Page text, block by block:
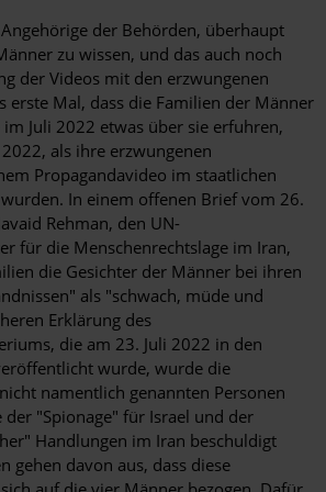
der Behörden, überhaupt
zu wissen, und das auch noch
der Videos mit den erzwungenen
erste Mal, dass die Familien der Männer
Juli 2022 etwas über sie erfuhren,
als ihre erzwungenen
Propagandavideo im staatlichen
In einem offenen Brief vom 26.
Rehman, den UN-
für die Menschenrechtslage im Iran,
die Gesichter der Männer bei ihren
als "schwach, müde und
Erklärung des
die am 23. Juli 2022 in den
wurde, wurde die
namentlich genannten Personen
der "Spionage" für Israel und der
Handlungen im Iran beschuldigt
gehen davon aus, dass diese